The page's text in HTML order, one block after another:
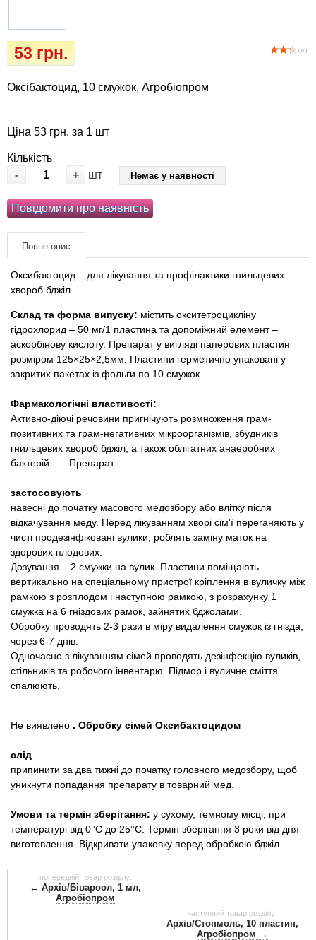
( 8 )
53 грн.
Оксібактоцид, 10 смужок, Агробіопром
Ціна 53 грн. за 1 шт
Кількість
-
+ шт Немає у наявності
Повідомити про наявність
Повне опис
Оксибактоцид – для лікування та профілактики гнильцевих
хвороб бджіл.
Склад та форма випуску: містить окситетроцикліну
гідрохлорид – 50 мг/1 пластина та допоміжний елемент –
аскорбінову кислоту. Препарат у вигляді паперових пластин
розміром 125×25×2,5мм. Пластини герметично упаковані у
закритих пакетах із фольги по 10 смужок.
Фармакологічні властивості:
Активно-діючі речовини пригнічують розмноження грам-
позитивних та грам-негативних мікроорганізмів, збудників
гнильцевих хвороб бджіл, а також облігатних анаеробних
бактерій. Препарат
застосовують
навесні до початку масового медозбору або влітку після
відкачування меду. Перед лікуванням хворі сім'ї переганяють у
чисті продезінфіковані вулики, роблять заміну маток на
здорових плодових.
Дозування – 2 смужки на вулик. Пластини поміщають
вертикально на спеціальному пристрої кріплення в вуличку між
рамкою з розплодом і наступною рамкою, з розрахунку 1
смужка на 6 гніздових рамок, зайнятих бджолами.
Обробку проводять 2-3 рази в міру видалення смужок із гнізда,
через 6-7 днів.
Одночасно з лікуванням сімей проводять дезінфекцію вуликів,
стільників та робочого інвентарю. Підмор і вуличне сміття
спалюють.
Не виявлено . Обробку сімей Оксибактоцидом
слід
припинити за два тижні до початку головного медозбору, щоб
уникнути попадання препарату в товарний мед.
Умови та термін зберігання: у сухому, темному місці, при
температурі від 0°С до 25°С. Термін зберігання 3 роки від дня
виготовлення. Відкривати упаковку перед обробкою бджіл.
попередній товар розділу:
← Архів/Бівароол, 1 мл,
Агробіопром
наступний товар розділу:
Архів/Стопмоль, 10 пластин,
Агробіопром →
коврики
Миски, автогодівниці, поїлки
Одяг та взуття
Перенесення, сумки, клітини
Післяопераційні засоби та витратні
матеріали
Подарункові сертифікати
Товари для голубів
Товари для гризунів
Товари для людей
Хозряд - господарчі товари оптом
Популярні зоотоварі
Архів / Знято з виробництва